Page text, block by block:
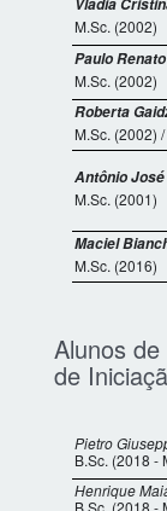
Vládia
M.Sc. (2002)
Paulo
M.Sc. (2002)
Roberta
M.Sc. (2002)
Antônio
M.Sc. (2001)
Maciel
M.Sc. (2016)
Alunos
de
Pietro
B.Sc. (2018 -
Henrique